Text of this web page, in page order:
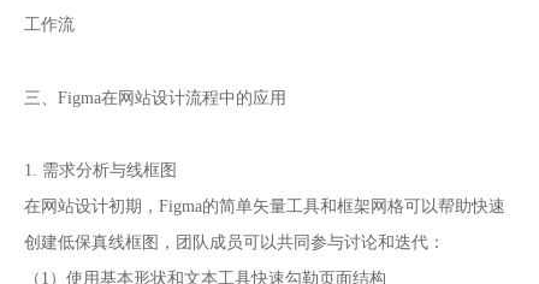
工作流
三、Figma在网站设计流程中的应用
1. 需求分析与线框图
在网站设计初期，Figma的简单矢量工具和框架网格可以帮助快速
创建低保真线框图，团队成员可以共同参与讨论和迭代：
（1）使用基本形状和文本工具快速勾勒页面结构